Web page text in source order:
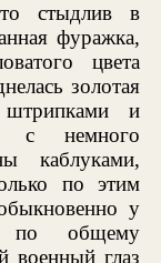
стыдлив в
фуражка,
цвета
золотая
штрипками и
с немного
каблуками,
по этим
у
по общему
военный глаз